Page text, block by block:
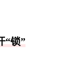
“锁”